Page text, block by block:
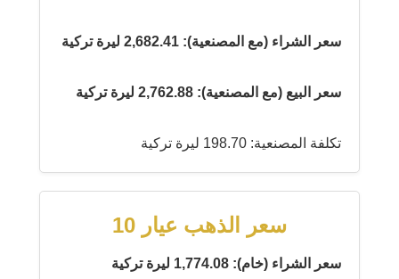
سعر الشراء (مع المصنعية): 2,682.41 ليرة تركية
سعر البيع (مع المصنعية): 2,762.88 ليرة تركية
تكلفة المصنعية: 198.70 ليرة تركية
سعر الذهب عيار 10
سعر الشراء (خام): 1,774.08 ليرة تركية